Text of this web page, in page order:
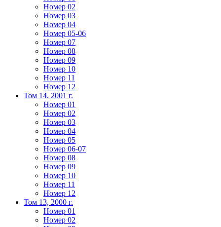
Номер 02
Номер 03
Номер 04
Номер 05-06
Номер 07
Номер 08
Номер 09
Номер 10
Номер 11
Номер 12
Том 14, 2001 г.
Номер 01
Номер 02
Номер 03
Номер 04
Номер 05
Номер 06-07
Номер 08
Номер 09
Номер 10
Номер 11
Номер 12
Том 13, 2000 г.
Номер 01
Номер 02